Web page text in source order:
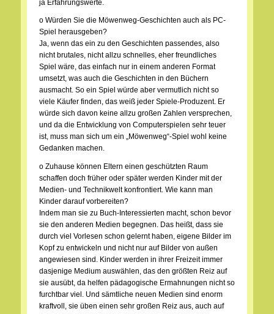
ja Erfahrungswerte.
o Würden Sie die Möwenweg-Geschichten auch als PC-
Spiel herausgeben?
Ja, wenn das ein zu den Geschichten passendes, also
nicht brutales, nicht allzu schnelles, eher freundliches
Spiel wäre, das einfach nur in einem anderen Format
umsetzt, was auch die Geschichten in den Büchern
ausmacht. So ein Spiel würde aber vermutlich nicht so
viele Käufer finden, das weiß jeder Spiele-Produzent. Er
würde sich davon keine allzu großen Zahlen versprechen,
und da die Entwicklung von Computerspielen sehr teuer
ist, muss man sich um ein „Möwenweg“-Spiel wohl keine
Gedanken machen.
o Zuhause können Eltern einen geschützten Raum
schaffen doch früher oder später werden Kinder mit der
Medien- und Technikwelt konfrontiert. Wie kann man
Kinder darauf vorbereiten?
Indem man sie zu Buch-Interessierten macht, schon bevor
sie den anderen Medien begegnen. Das heißt, dass sie
durch viel Vorlesen schon gelernt haben, eigene Bilder im
Kopf zu entwickeln und nicht nur auf Bilder von außen
angewiesen sind. Kinder werden in ihrer Freizeit immer
dasjenige Medium auswählen, das den größten Reiz auf
sie ausübt, da helfen pädagogische Ermahnungen nicht so
furchtbar viel. Und sämtliche neuen Medien sind enorm
kraftvoll, sie üben einen sehr großen Reiz aus, auch auf